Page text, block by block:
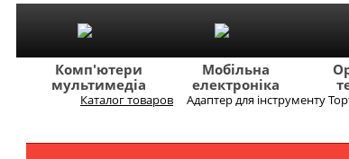
Комп'ютери
мультимедіа
Мобільна
електроніка
Каталог товаров Адаптер для інструменту